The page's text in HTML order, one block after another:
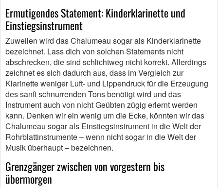
Ermutigendes Statement: Kinderklarinette und
Einstiegsinstrument
Zuweilen wird das Chalumeau sogar als Kinderklarinette
bezeichnet. Lass dich von solchen Statements nicht
abschrecken, die sind schlichtweg nicht korrekt. Allerdings
zeichnet es sich dadurch aus, dass im Vergleich zur
Klarinette weniger Luft- und Lippendruck für die Erzeugung
des sanft schnurrenden Tons benötigt wird und das
Instrument auch von nicht Geübten zügig erlernt werden
kann. Denken wir ein wenig um die Ecke, könnten wir das
Chalumeau sogar als Einstiegsinstrument in die Welt der
Rohrblattinstrumente – wenn nicht sogar in die Welt der
Musik überhaupt – bezeichnen.
Grenzgänger zwischen von vorgestern bis
übermorgen